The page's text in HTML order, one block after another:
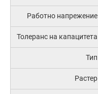
Работно напрежение
Толеранс на капацитета
Тип
Растер